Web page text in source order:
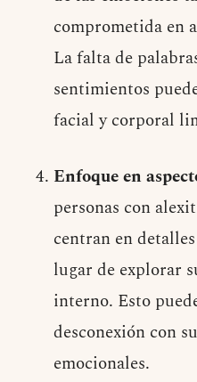
comprometida en
La falta de
sentimientos
facial y corporal
Enfoque en
personas con
centran en
lugar de explorar
interno. Esto
desconexión con
emocionales.